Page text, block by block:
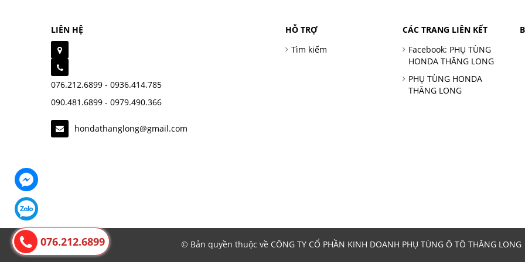
LIÊN HỆ
076.212.6899 - 0936.414.785
090.481.6899 - 0979.490.366
hondathanglong@gmail.com
HỖ TRỢ
Tìm kiếm
CÁC TRANG LIÊN KẾT
Facebook: PHỤ TÙNG
HONDA THĂNG LONG
PHỤ TÙNG HONDA
THĂNG LONG
© Bản quyền thuộc về CÔNG TY CỔ PHẦN KINH DOANH PHỤ TÙNG Ô TÔ THĂNG
076.212.6899